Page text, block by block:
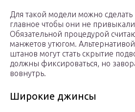
Для такой модели можно
главное чтобы они не
Обязательной процедурой
манжетов утюгом.
штанов могут стать скрытие
должны фиксироваться, но
вовнутрь.
Широкие джинсы